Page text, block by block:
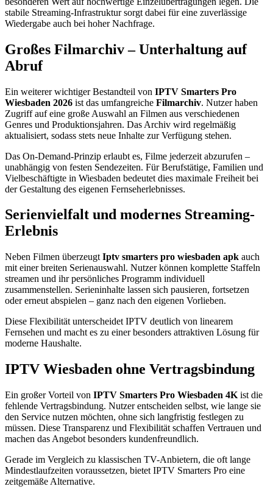
stabile Streaming-Infrastruktur sorgt dabei für eine zuverlässige
Wiedergabe auch bei hoher Nachfrage.
Großes Filmarchiv – Unterhaltung auf
Abruf
Ein weiterer wichtiger Bestandteil von IPTV Smarters Pro
Wiesbaden 2026 ist das umfangreiche Filmarchiv. Nutzer haben
Zugriff auf eine große Auswahl an Filmen aus verschiedenen
Genres und Produktionsjahren. Das Archiv wird regelmäßig
aktualisiert, sodass stets neue Inhalte zur Verfügung stehen.
Das On-Demand-Prinzip erlaubt es, Filme jederzeit abzurufen –
unabhängig von festen Sendezeiten. Für Berufstätige, Familien und
Vielbeschäftigte in Wiesbaden bedeutet dies maximale Freiheit bei
der Gestaltung des eigenen Fernseherlebnisses.
Serienvielfalt und modernes Streaming-
Erlebnis
Neben Filmen überzeugt Iptv smarters pro wiesbaden apk auch
mit einer breiten Serienauswahl. Nutzer können komplette Staffeln
streamen und ihr persönliches Programm individuell
zusammenstellen. Serieninhalte lassen sich pausieren, fortsetzen
oder erneut abspielen – ganz nach den eigenen Vorlieben.
Diese Flexibilität unterscheidet IPTV deutlich von linearem
Fernsehen und macht es zu einer besonders attraktiven Lösung für
moderne Haushalte.
IPTV Wiesbaden ohne Vertragsbindung
Ein großer Vorteil von IPTV Smarters Pro Wiesbaden 4K ist die
fehlende Vertragsbindung. Nutzer entscheiden selbst, wie lange sie
den Service nutzen möchten, ohne sich langfristig festlegen zu
müssen. Diese Transparenz und Flexibilität schaffen Vertrauen und
machen das Angebot besonders kundenfreundlich.
Gerade im Vergleich zu klassischen TV-Anbietern, die oft lange
Mindestlaufzeiten voraussetzen, bietet IPTV Smarters Pro eine
zeitgemäße Alternative.